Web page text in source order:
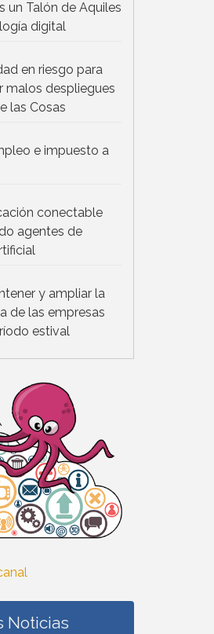
un Talón de Aquiles
digital
en riesgo para
malos despliegues
las Cosas
e impuesto a
conectable
agentes de
y ampliar la
de las empresas
estival
Noticias